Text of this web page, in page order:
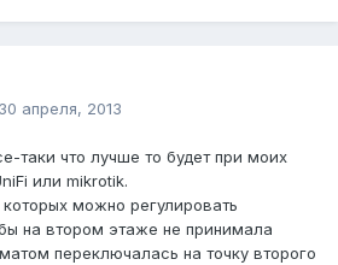
30 апреля, 2013
таки что лучше то будет при моих
или mikrotik.
можно регулировать
на втором этаже не принимала
переключалась на точку второго